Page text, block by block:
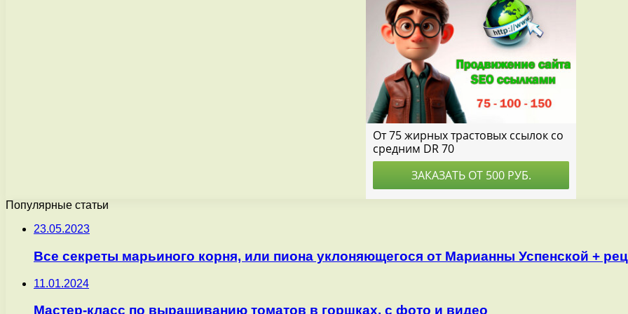
Популярные статьи
23.05.2023
Все секреты марьиного корня, или пиона уклоняющегося от Марианны Успенской +
11.01.2024
Мастер-класс по выращиванию томатов в горшках, с фото и видео